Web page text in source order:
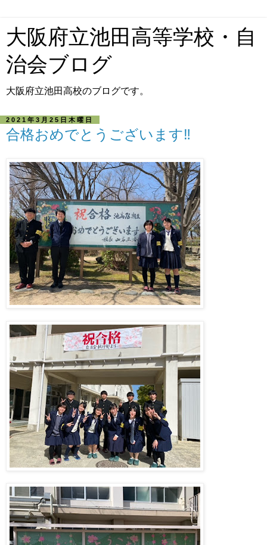
大阪府立池田高等学校・自
治会ブログ
大阪府立池田高校のブログです。
2021年3月25日木曜日
合格おめでとうございます‼